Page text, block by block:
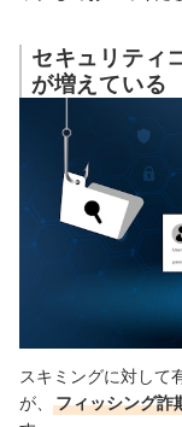
セキュリティ
が増えている
スキミングに対して
が、
フィッシング詐